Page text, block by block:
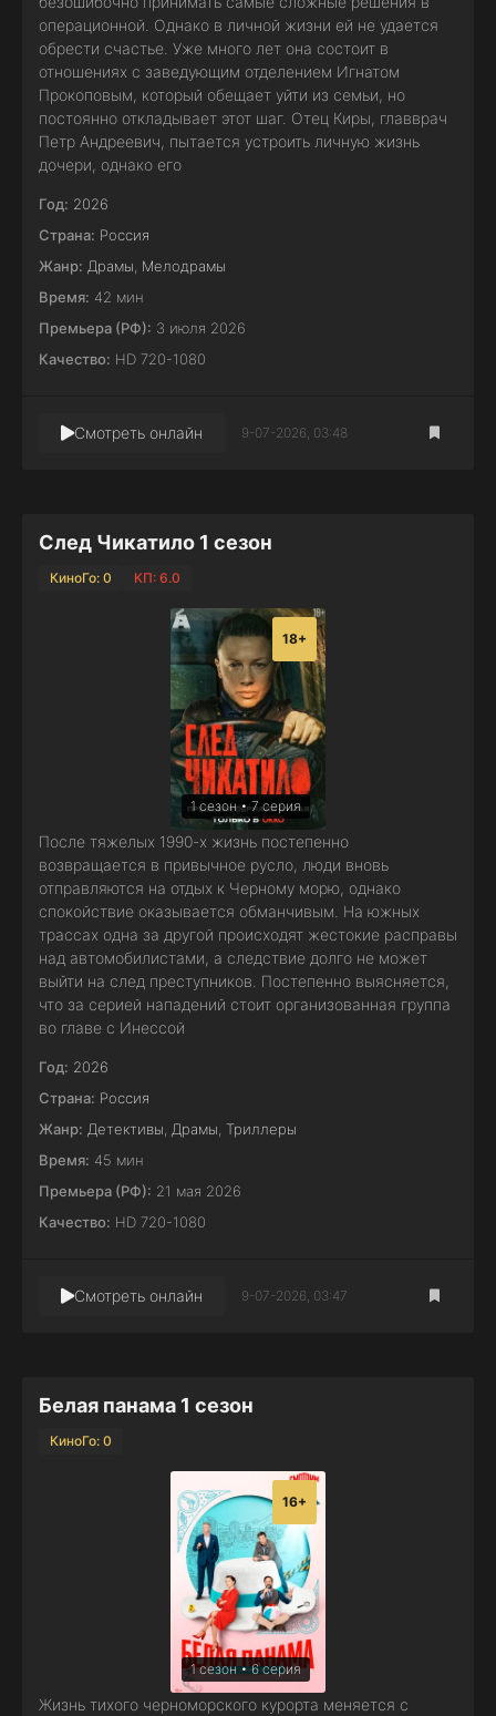
операционной. Однако в личной жизни ей не удается
обрести счастье. Уже много лет она состоит в
отношениях с заведующим отделением Игнатом
Прокоповым, который обещает уйти из семьи, но
постоянно откладывает этот шаг. Отец Киры, главврач
Петр Андреевич, пытается устроить личную жизнь
дочери, однако его
Год: 2026
Страна: Россия
Жанр: Драмы Мелодрамы
Время: 42 мин
Премьера (РФ): 3 июля 2026
Качество: HD 720-1080
Смотреть онлайн 9-07-2026, 03:48
След Чикатило 1 сезон
КиноГо: 0 КП: 6.0
1 сезон • 7 серия
18+
После тяжелых 1990-х жизнь постепенно
возвращается в привычное русло, люди вновь
отправляются на отдых к Черному морю, однако
спокойствие оказывается обманчивым. На южных
трассах одна за другой происходят жестокие расправы
над автомобилистами, а следствие долго не может
выйти на след преступников. Постепенно выясняется,
что за серией нападений стоит организованная группа
во главе с Инессой
Год: 2026
Страна: Россия
Жанр: Детективы Драмы Триллеры
Время: 45 мин
Премьера (РФ): 21 мая 2026
Качество: HD 720-1080
Смотреть онлайн 9-07-2026, 03:47
Белая панама 1 сезон
КиноГо: 0
1 сезон • 6 серия
16+
Жизнь тихого черноморского курорта меняется с